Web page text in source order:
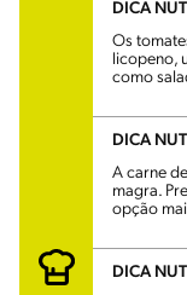
DICA
Os
licopeno,
como
DICA
A carne
magra.
opção
DICA